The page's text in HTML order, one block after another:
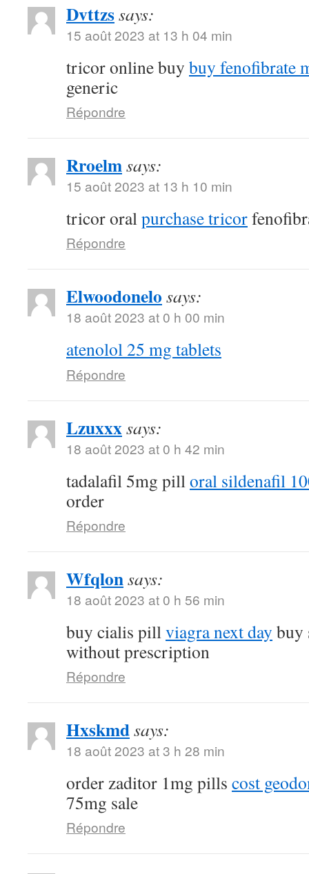
Dvttzssays:
15 août 2023 at 13 h 04 min
tricor online buy buy fenofibrate
generic
Répondre
Rroelmsays:
15 août 2023 at 13 h 10 min
tricor oralpurchase tricor
Répondre
Elwoodonelo says:
18 août 2023 at 0 h 00 min
atenolol 25 mg tablets
Répondre
Lzuxxxsays:
18 août 2023 at 0 h 42 min
tadalafil 5mg pilloral sildenafil
order
Répondre
Wfqlonsays:
18 août 2023 at 0 h 56 min
buy cialis pillviagra next day buy
without prescription
Répondre
Hxskmdsays:
18 août 2023 at 3 h 28 min
order zaditor 1mg pills cost
75mg sale
Répondre